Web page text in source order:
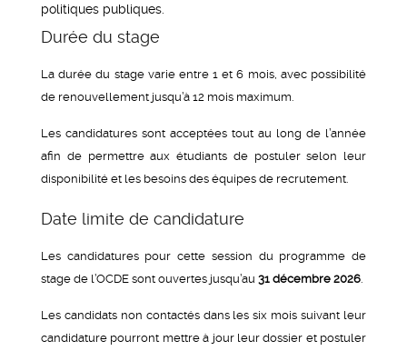
politiques publiques.
Durée du stage
La durée du stage varie entre 1 et 6 mois, avec possibilité
de renouvellement jusqu’à 12 mois maximum.
Les candidatures sont acceptées tout au long de l’année
afin de permettre aux étudiants de postuler selon leur
disponibilité et les besoins des équipes de recrutement.
Date limite de candidature
Les candidatures pour cette session du programme de
stage de l’OCDE sont ouvertes jusqu’au 31 décembre 2026
Les candidats non contactés dans les six mois suivant leur
candidature pourront mettre à jour leur dossier et postuler